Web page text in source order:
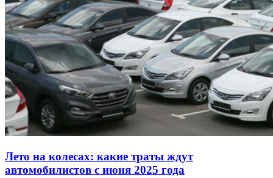
Лето на колесах: какие траты ждут
автомобилистов с июня 2025 года